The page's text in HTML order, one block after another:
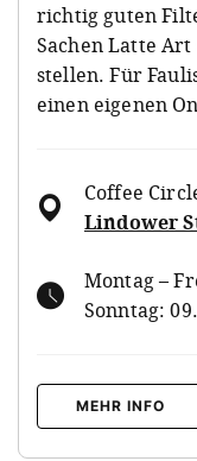
richtig guten
Sachen Latte
stellen. Für
einen eigenen
Coffee
Lindower
Montag –
Sonntag:
MEHR INFO